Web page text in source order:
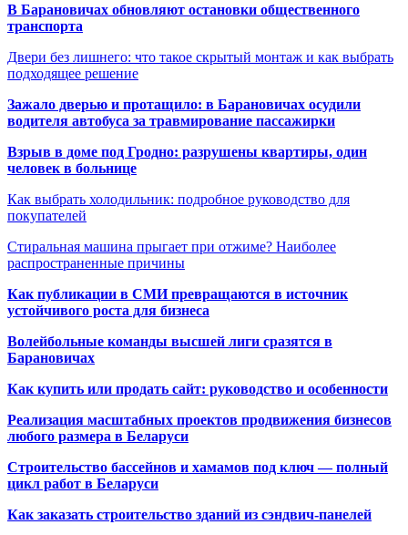
В Барановичах обновляют остановки общественного
транспорта
Двери без лишнего: что такое скрытый монтаж и как выбрать
подходящее решение
Зажало дверью и протащило: в Барановичах осудили
водителя автобуса за травмирование пассажирки
Взрыв в доме под Гродно: разрушены квартиры, один
человек в больнице
Как выбрать холодильник: подробное руководство для
покупателей
Стиральная машина прыгает при отжиме? Наиболее
распространенные причины
Как публикации в СМИ превращаются в источник
устойчивого роста для бизнеса
Волейбольные команды высшей лиги сразятся в
Барановичах
Как купить или продать сайт: руководство и особенности
Реализация масштабных проектов продвижения бизнесов
любого размера в Беларуси
Строительство бассейнов и хамамов под ключ — полный
цикл работ в Беларуси
Как заказать строительство зданий из сэндвич-панелей